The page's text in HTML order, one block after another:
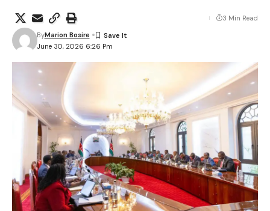
June 30, 2026 6:26 Pm
ByMarion Bosire
3 Min Read